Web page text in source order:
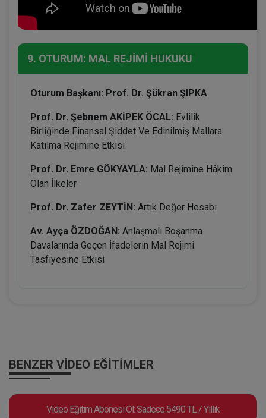
9. OTURUM: MAL REJİMİ HUKUKU
Oturum Başkanı: Prof. Dr. Şükran ŞIPKA
Prof. Dr. Şebnem AKİPEK ÖCAL: Evlilik
Birliğinde Finansal Şiddet Ve Edinilmiş Mallara
Katılma Rejimine Etkisi
Prof. Dr. Emre GÖKYAYLA: Mal Rejimine Hâkim
Olan İlkeler
Prof. Dr. Zafer ZEYTİN: Artık Değer Hesabı
Av. Ayça ÖZDOĞAN: Anlaşmalı Boşanma
Davalarında Geçen İfadelerin Mal Rejimi
Tasfiyesine Etkisi
BENZER VIDEO EĞITIMLER
Video Eğitim Abonesi Ol: Sadece 5490 TL / Yıllık